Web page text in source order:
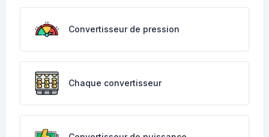
Convertisseur de pression
Chaque convertisseur